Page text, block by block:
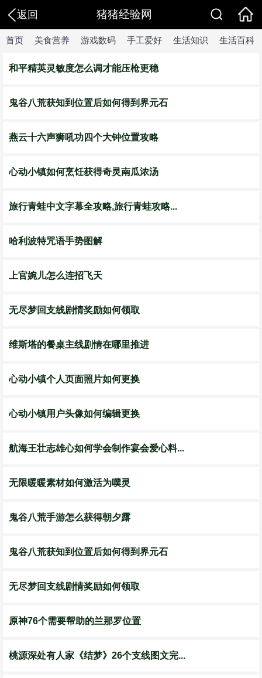
返回 猪猪经验网
首页 美食营养 游戏数码 手工爱好 生活知识 生活百科
和平精英灵敏度怎么调才能压枪更稳
鬼谷八荒获知到位置后如何得到界元石
燕云十六声狮吼功四个大钟位置攻略
心动小镇如何烹饪获得奇灵南瓜浓汤
旅行青蛙中文字幕全攻略,旅行青蛙攻略...
哈利波特咒语手势图解
上官婉儿怎么连招飞天
无尽梦回支线剧情奖励如何领取
维斯塔的餐桌主线剧情在哪里推进
心动小镇个人页面照片如何更换
心动小镇用户头像如何编辑更换
航海王壮志雄心如何学会制作宴会爱心料...
无限暖暖素材如何激活为噗灵
鬼谷八荒手游怎么获得朝夕露
鬼谷八荒获知到位置后如何得到界元石
无尽梦回支线剧情奖励如何领取
原神76个需要帮助的兰那罗位置
桃源深处有人家《结梦》26个支线图文完...